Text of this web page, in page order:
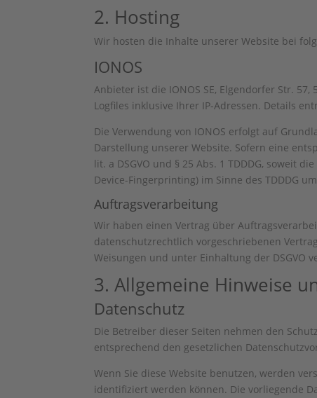
2. Hosting
Wir hosten die Inhalte unserer Website bei
IONOS
Anbieter ist die IONOS SE, Elgendorfer Str.
Logfiles inklusive Ihrer IP-Adressen. Details
Die Verwendung von IONOS erfolgt auf
Darstellung unserer Website. Sofern eine
lit. a DSGVO und § 25 Abs. 1 TDDDG, soweit
Device-Fingerprinting) im Sinne des TDDDG
Auftragsverarbeitung
Wir haben einen Vertrag über
datenschutzrechtlich vorgeschriebenen
Weisungen und unter Einhaltung der DSGVO
3. Allgemeine Hinweise
Datenschutz
Die Betreiber dieser Seiten nehmen den
entsprechend den gesetzlichen
Wenn Sie diese Website benutzen, werden
identifiziert werden können. Die vorliegende